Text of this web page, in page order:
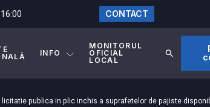
CONTACT
INFO
MONITORUL
OFICIAL
LOCAL
publica in plic inchis a suprafetelor de pajiste